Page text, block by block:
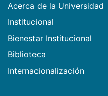
Acerca de la Universidad
Institucional
Bienestar Institucional
Biblioteca
Internacionalización